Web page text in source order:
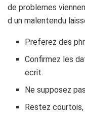
de problemes
d un malentendu
Preferez des
Confirmez les
ecrit.
Ne supposez
Restez